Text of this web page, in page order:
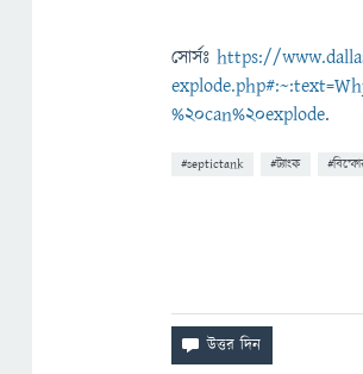
সোর্সঃ https://
%20can%20explode.
#septictank #ট্যাংক